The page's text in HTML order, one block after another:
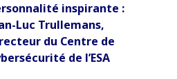
inspirante :
Luc Trullemans,
du Centre de
de l’ESA